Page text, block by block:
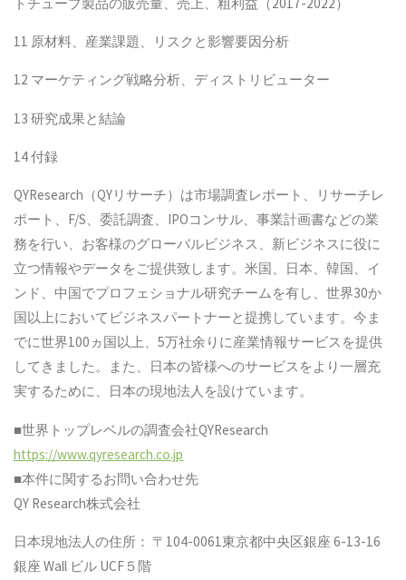
11 原材料、産業課題、リスクと影響要因分析
12 マーケティング戦略分析、ディストリビューター
13 研究成果と結論
14 付録
QYResearch（QYリサーチ）は市場調査レポート、リサーチレ
ポート、F/S、委託調査、IPOコンサル、事業計画書などの業
務を行い、お客様のグローバルビジネス、新ビジネスに役に
立つ情報やデータをご提供致します。米国、日本、韓国、イ
ンド、中国でプロフェショナル研究チームを有し、世界30か
国以上においてビジネスパートナーと提携しています。今ま
でに世界100ヵ国以上、5万社余りに産業情報サービスを提供
してきました。また、日本の皆様へのサービスをより一層充
実するために、日本の現地法人を設けています。
■世界トップレベルの調査会社QYResearch
https://www.qyresearch.co.jp
■本件に関するお問い合わせ先
QY Research株式会社
日本現地法人の住所： 〒104-0061東京都中央区銀座 6-13-16
銀座 Wall ビル UCF５階